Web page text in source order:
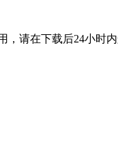
请在下载后24小时内